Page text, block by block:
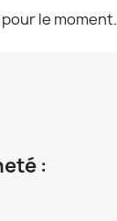
le moment.
: